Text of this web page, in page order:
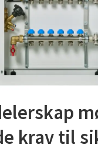
krav til